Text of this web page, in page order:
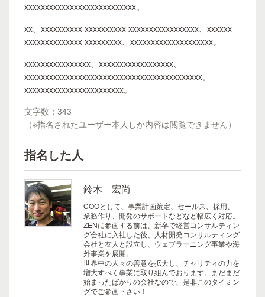
xxxxxxxxxxxxxxxxxxxxxxxxxxx。
xx、xxxxxxxxxx xxxxxxxxxx xxxxxxxxxxxxxxxxx、xxxxxx
xxxxxxxxxxxxxx xxxxxxxxx、xxxxxxxxxxxxxxxxxxxx。
xxxxxxxxxxxxxxxx、xxxxxxxxxxxxxxxxxx、
xxxxxxxxxxxxxxxxxxxxxxxxxxxxxxxxxxxxxxxxxxx。
xxxxxxxxxxxxxxxxxxxxxxxx。
文字数：343
（※指名されたユーザー本人しか内容は閲覧できません）
指名した人
鈴木 宏尚
COOとして、事業計画策定、セールス、採用、
業務作り、開発のサポートなどなど幅広く対応。
ZENに参画する前は、新卒で経営コンサルティン
グ会社に入社した後、人材開発コンサルティング
会社と友人と設立し、ウェブラーニング事業や海
外事業を展開。
世界中の人々の善意を拡大し、チャリティの力を
増大すべく事業に取り組んでおります。まだまだ
始まったばかりの会社なので、是非このタイミン
グでご参画下さい！